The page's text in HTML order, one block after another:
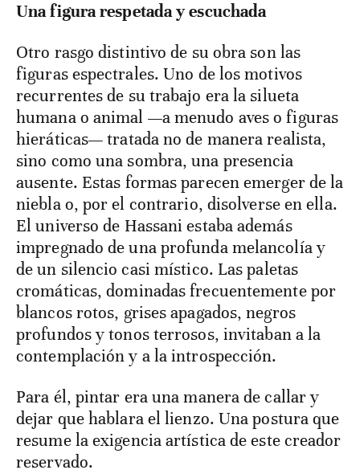
Una figura respetada y escuchada
Otro rasgo distintivo de su obra son las
figuras espectrales. Uno de los motivos
recurrentes de su trabajo era la silueta
humana o animal —a menudo aves o figuras
hieráticas— tratada no de manera realista,
sino como una sombra, una presencia
ausente. Estas formas parecen emerger de la
niebla o, por el contrario, disolverse en ella.
El universo de Hassani estaba además
impregnado de una profunda melancolía y
de un silencio casi místico. Las paletas
cromáticas, dominadas frecuentemente por
blancos rotos, grises apagados, negros
profundos y tonos terrosos, invitaban a la
contemplación y a la introspección.
Para él, pintar era una manera de callar y
dejar que hablara el lienzo. Una postura que
resume la exigencia artística de este creador
reservado.